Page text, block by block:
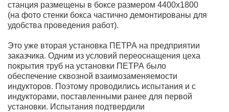
станция размещены в боксе размером 4400х1800
(на фото стенки бокса частично демонтированы для
удобства проведения работ).
Это уже вторая установка ПЕТРА на предприятии
заказчика. Одним из условий переоснащения цеха
покрытия труб на установки ПЕТРА было
обеспечение сквозной взаимозаменяемости
индукторов. Поэтому проводились испытания и с
индукторами, поставленными ранее для первой
установки. Испытания подтвердили